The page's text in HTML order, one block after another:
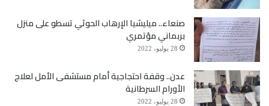
صنعاء.. ميليشيا الإرهاب الحوثي تسطو على منزل
بربماني مؤتمري
28 يوليو، 2022
عدن.. وقفة احتجاجية أمام مستشفى الأمل لعلاج
الأورام السرطانية
28 يوليو، 2022